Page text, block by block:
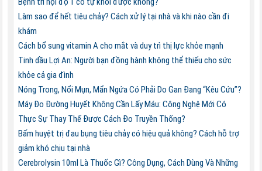
Làm sao để hết tiêu chảy? Cách xử lý tại nhà và khi nào cần đi
khám
Cách bổ sung vitamin A cho mắt và duy trì thị lực khỏe mạnh
Tinh dầu Lợi An: Người bạn đồng hành không thể thiếu cho sức
khỏe cả gia đình
Nóng Trong, Nổi Mụn, Mẩn Ngứa Có Phải Do Gan Đang “Kêu Cứu”?
Máy Đo Đường Huyết Không Cần Lấy Máu: Công Nghệ Mới Có
Thực Sự Thay Thế Được Cách Đo Truyền Thống?
Bấm huyệt trị đau bụng tiêu chảy có hiệu quả không? Cách hỗ trợ
giảm khó chịu tại nhà
Cerebrolysin 10ml Là Thuốc Gì? Công Dụng, Cách Dùng Và Những